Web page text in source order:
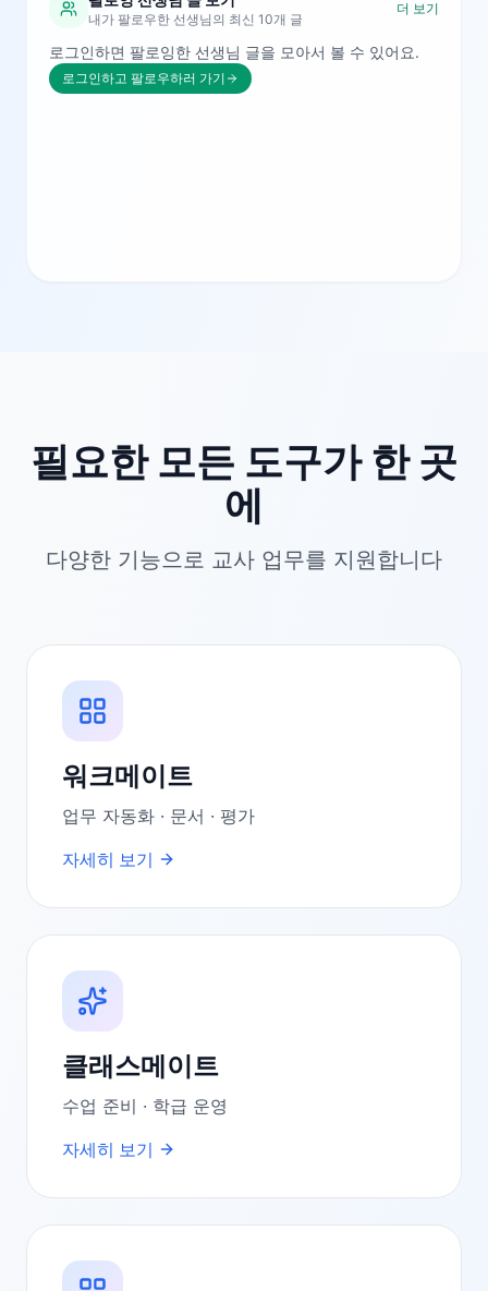
내가 팔로우한 선생님의 최신 10개 글
더 보기
로그인하면 팔로잉한 선생님 글을 모아서 볼 수 있어요.
로그인하고 팔로우하러 가기
필요한 모든 도구가 한 곳
에
다양한 기능으로 교사 업무를 지원합니다
워크메이트
업무 자동화 · 문서 · 평가
자세히 보기
클래스메이트
수업 준비 · 학급 운영
자세히 보기